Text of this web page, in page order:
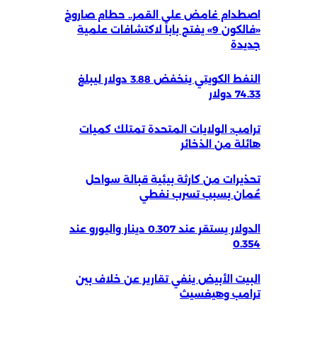
اصطدام غامض على القمر.. حطام صاروخ
«فالكون 9» يفتح باباً لاكتشافات علمية
جديدة
النفط الكويتي ينخفض 3.88 دولار ليبلغ
74.33 دولار
ترامب: الولايات المتحدة تمتلك كميات
هائلة من الذخائر
تحذيرات من كارثة بيئية قبالة سواحل
عُمان بسبب تسرب نفطي
الدولار يستقر عند 0.307 دينار واليورو عند
0.354
البيت الأبيض ينفي تقارير عن خلاف بين
ترامب وهيغسيث